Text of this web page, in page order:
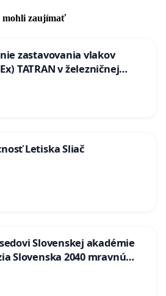
mohli zaujímať
zastavovania vlakov
TATRAN v železničnej
Letiska Sliač
Slovenskej akadémie
Slovenska 2040 mravnú